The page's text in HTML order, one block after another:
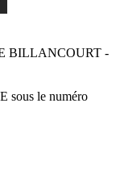
BILLANCOURT -
sous le numéro